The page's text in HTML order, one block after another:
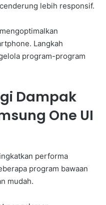
lebih responsif.
Langkah
program-program
Dampak
One UI
performa
program bawaan
mudah.